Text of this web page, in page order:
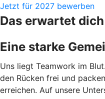
Jetzt für 2027 bewerben
Das erwartet dich
Eine starke
Uns liegt Teamwork im
den Rücken frei und
erreichen. Auf unsere